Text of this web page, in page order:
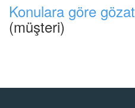
Konulara göre gözat
(müşteri)